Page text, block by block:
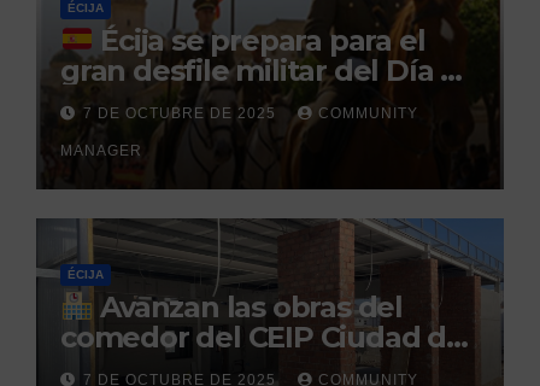
ÉCIJA
Écija se prepara para el
gran desfile militar del Día de
la Hispanidad organizado por
el Centro Militar de Cría
Caballar
7 DE OCTUBRE DE 2025 COMMUNITY
MANAGER
ÉCIJA
Avanzan las obras del
comedor del CEIP Ciudad del
Sol: su finalización está
7 DE OCTUBRE DE 2025 COMMUNITY